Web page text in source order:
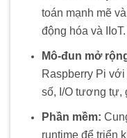
toán mạnh mẽ
động hóa và IIoT.
Mô-đun mở
Raspberry Pi
số, I/O tương tự,
Phần mềm:
runtime để triển